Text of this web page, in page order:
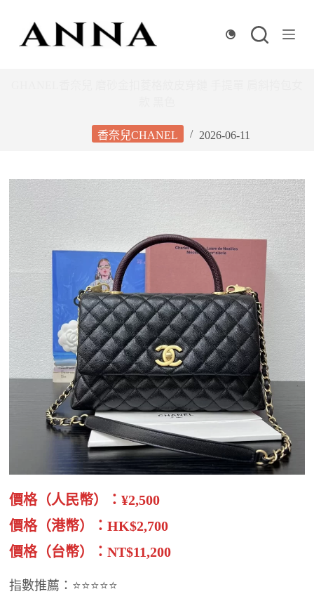
主
香奈兒CHANEL 2026-06-11
價格（人民幣）：¥2,500
價格（港幣）：HK$2,700
價格（台幣）：NT$11,200
指數推薦：⭐⭐⭐⭐⭐